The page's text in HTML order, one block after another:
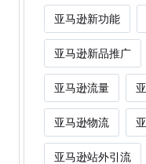
亚马逊新功能
亚马逊新品推广
亚马逊流量
亚马逊物流
亚马逊站外引流